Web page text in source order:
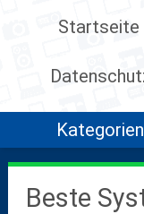
Startseite
Kategorien
Beste